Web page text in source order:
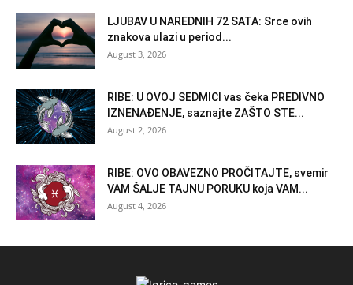
LJUBAV U NAREDNIH 72 SATA: Srce ovih
znakova ulazi u period...
August 3, 2026
RIBE: U OVOJ SEDMICI vas čeka PREDIVNO
IZNENAĐENJE, saznajte ZAŠTO STE...
August 2, 2026
RIBE: OVO OBAVEZNO PROČITAJTE, svemir
VAM ŠALJE TAJNU PORUKU koja VAM...
August 4, 2026